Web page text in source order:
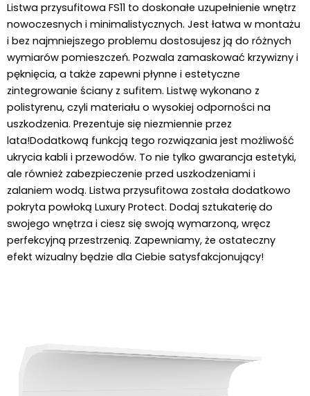
Listwa przysufitowa FS11 to doskonałe uzupełnienie wnętrz
nowoczesnych i minimalistycznych. Jest łatwa w montażu
i bez najmniejszego problemu dostosujesz ją do różnych
wymiarów pomieszczeń. Pozwala zamaskować krzywizny i
pęknięcia, a także zapewni płynne i estetyczne
zintegrowanie ściany z sufitem. Listwę wykonano z
polistyrenu, czyli materiału o wysokiej odporności na
uszkodzenia. Prezentuje się niezmiennie przez
lata!Dodatkową funkcją tego rozwiązania jest możliwość
ukrycia kabli i przewodów. To nie tylko gwarancja estetyki,
ale również zabezpieczenie przed uszkodzeniami i
zalaniem wodą. Listwa przysufitowa została dodatkowo
pokryta powłoką Luxury Protect. Dodaj sztukateriędo
swojego wnętrza i ciesz się swoją wymarzoną, wręcz
perfekcyjną przestrzenią. Zapewniamy, że ostateczny
efekt wizualny będzie dla Ciebie satysfakcjonujący!